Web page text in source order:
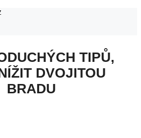
TIPŮ,
DVOJITOU
BRADU